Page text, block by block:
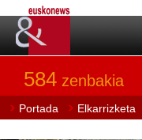
584 zenbakia
Portada Elkarrizketa